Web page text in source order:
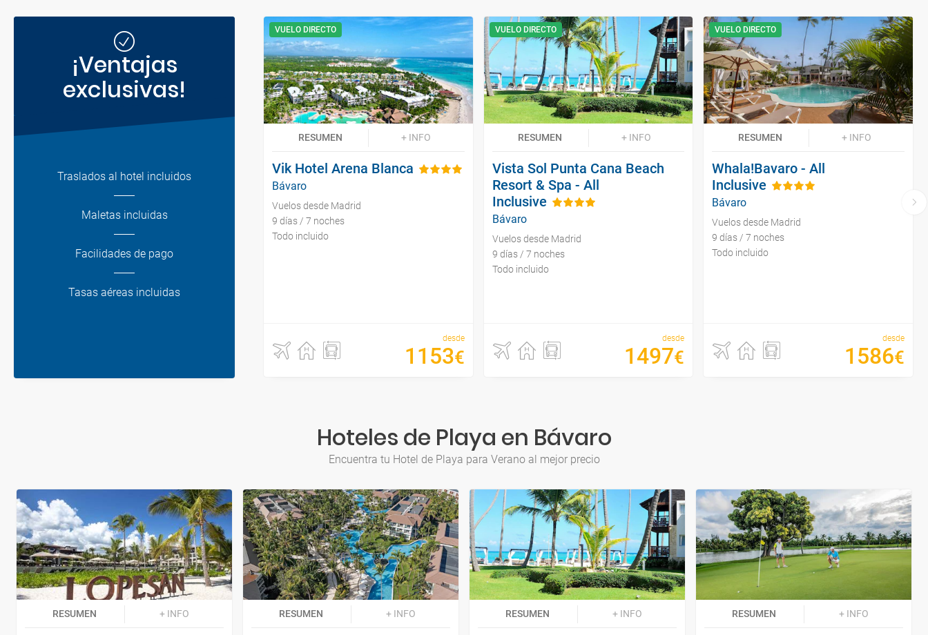
¡Ventajas
exclusivas!
Traslados al hotel incluidos
Maletas incluidas
Facilidades de pago
Tasas aéreas incluidas
VUELO DIRECTO
RESUMEN + INFO
Vik Hotel Arena Blanca
Bávaro
Vuelos desde Madrid
9 días / 7 noches
Todo incluido
desde
1153€
VUELO DIRECTO
RESUMEN + INFO
Vista Sol Punta Cana Beach
Resort & Spa - All
Inclusive
Bávaro
Vuelos desde Madrid
9 días / 7 noches
Todo incluido
desde
1497€
VUELO DIRECTO
RESUMEN + INFO
Whala!Bavaro - All
Inclusive
Bávaro
Vuelos desde Madrid
9 días / 7 noches
Todo incluido
desde
1586€
Hoteles de Playa en Bávaro
Encuentra tu Hotel de Playa para Verano al mejor precio
RESUMEN + INFO RESUMEN + INFO RESUMEN + INFO RESUMEN + INFO